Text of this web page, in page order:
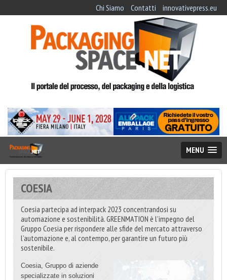
Chi Siamo Contatti innovativepress.eu
MENU
COESIA
Coesia partecipa ad interpack 2023 concentrandosi su
automazione e sostenibilità. GREENMATION è l’impegno del
Gruppo Coesia per rispondere alle sfide del mercato attraverso
l’automazione e, al contempo, per garantire un futuro più
sostenibile.
Coesia, Gruppo di aziende
specializzate in soluzioni